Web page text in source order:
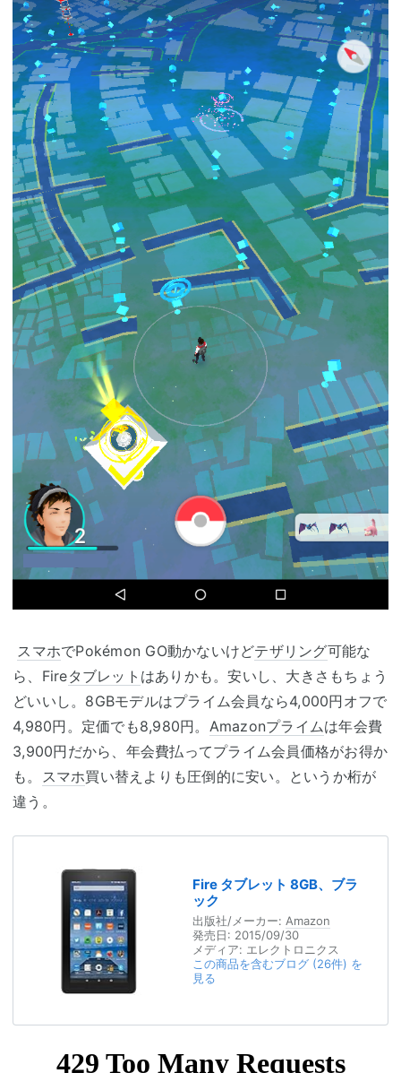
スマホでPokémon GO動かないけどテザリング可能な
ら、Fireタブレット はありかも。安いし、大きさもちょう
どいいし。8GBモデルはプライム会員なら4,000円オフで
4,980円。定価でも8,980円。 Amazonプライムは年会費
3,900円だから、年会費払ってプライム会員価格がお得か
も。 スマホ買い替えよりも圧倒的に安い。というか桁が
違う。
Fire タブレット 8GB、ブラ
ック
出版社/メーカー: Amazon
発売日: 2015/09/30
メディア: エレクトロニクス
この商品を含むブログ (26件) を
見る